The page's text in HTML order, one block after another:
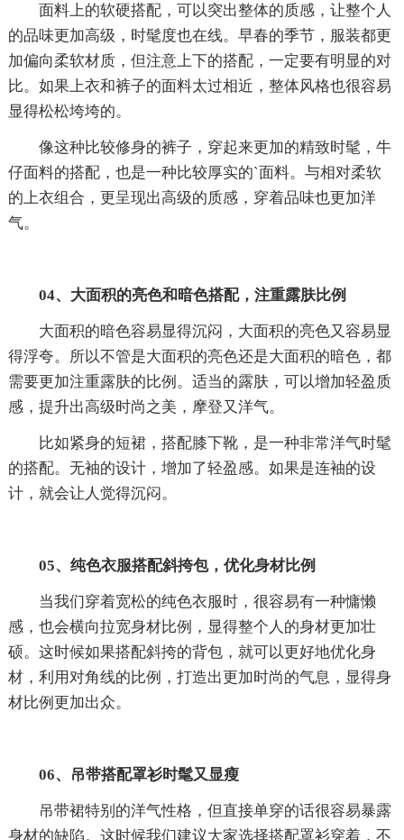
面料上的软硬搭配，可以突出整体的质感，让整个人
的品味更加高级，时髦度也在线。早春的季节，服装都更
加偏向柔软材质，但注意上下的搭配，一定要有明显的对
比。如果上衣和裤子的面料太过相近，整体风格也很容易
显得松松垮垮的。
像这种比较修身的裤子，穿起来更加的精致时髦，牛
仔面料的搭配，也是一种比较厚实的`面料。与相对柔软
的上衣组合，更呈现出高级的质感，穿着品味也更加洋
气。
04、大面积的亮色和暗色搭配，注重露肤比例
大面积的暗色容易显得沉闷，大面积的亮色又容易显
得浮夸。所以不管是大面积的亮色还是大面积的暗色，都
需要更加注重露肤的比例。适当的露肤，可以增加轻盈质
感，提升出高级时尚之美，摩登又洋气。
比如紧身的短裙，搭配膝下靴，是一种非常洋气时髦
的搭配。无袖的设计，增加了轻盈感。如果是连袖的设
计，就会让人觉得沉闷。
05、纯色衣服搭配斜挎包，优化身材比例
当我们穿着宽松的纯色衣服时，很容易有一种慵懒
感，也会横向拉宽身材比例，显得整个人的身材更加壮
硕。这时候如果搭配斜挎的背包，就可以更好地优化身
材，利用对角线的比例，打造出更加时尚的气息，显得身
材比例更加出众。
06、吊带搭配罩衫时髦又显瘦
吊带裙特别的洋气性格，但直接单穿的话很容易暴露
身材的缺陷。这时候我们建议大家选择搭配罩衫穿着，不